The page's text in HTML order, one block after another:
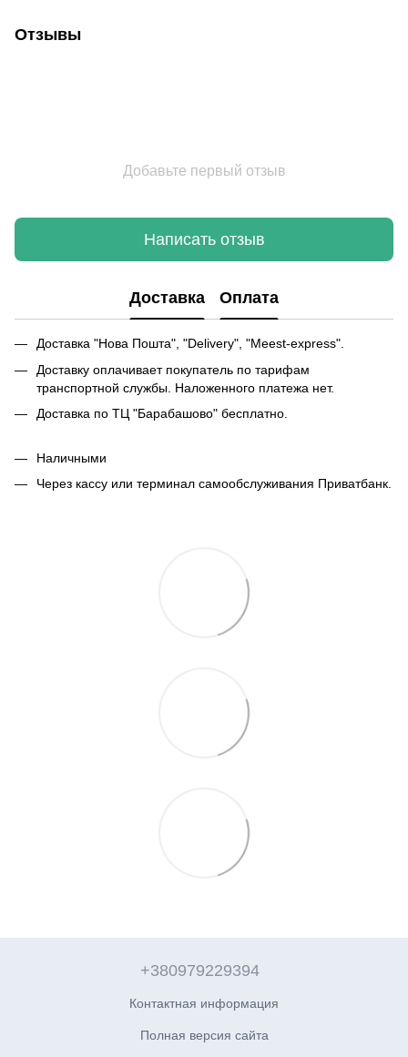
Отзывы
Добавьте первый отзыв
Написать отзыв
Доставка Оплата
Доставка "Нова Пошта", "Delivery", "Meest-express".
Доставку оплачивает покупатель по тарифам
транспортной службы. Наложенного платежа нет.
Доставка по ТЦ "Барабашово" бесплатно.
Наличными
Через кассу или терминал самообслуживания Приватбанк.
+380979229394
Контактная информация
Полная версия сайта